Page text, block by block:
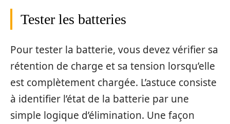
Tester les batteries
Pour tester la batterie, vous devez vérifier sa
rétention de charge et sa tension lorsqu’elle
est complètement chargée. L’astuce consiste
à identifier l’état de la batterie par une
simple logique d’élimination. Une façon